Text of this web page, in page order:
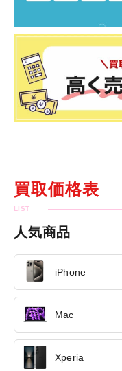
買取価格表
人気商品
iPhone
Mac
Xperia